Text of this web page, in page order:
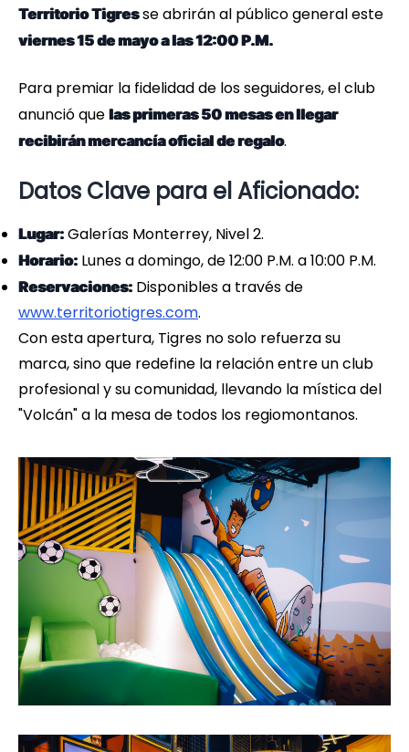
Territorio Tigresse abrirán al público general este
viernes 15 de mayo a las 12:00 P.M.
Para premiar la fidelidad de los seguidores, el club
anunció que las primeras 50 mesas en llegar
recibirán mercancía oficial de regalo.
Datos Clave para el Aficionado:
Lugar: Galerías Monterrey, Nivel 2.
Horario: Lunes a domingo, de 12:00 P.M. a 10:00 P.M.
Reservaciones: Disponibles a través de
www.territoriotigres.com.
Con esta apertura, Tigres no solo refuerza su
marca, sino que redefine la relación entre un club
profesional y su comunidad, llevando la mística del
"Volcán" a la mesa de todos los regiomontanos.